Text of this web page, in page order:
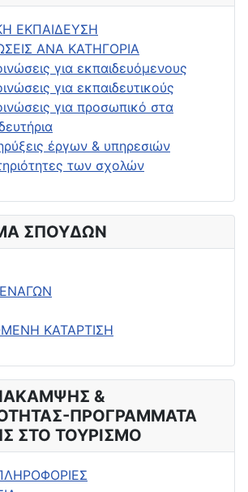
ΕΚΠΑΙΔΕΥΣΗ
ΑΝΑ ΚΑΤΗΓΟΡΙΑ
για εκπαιδευόμενους
για εκπαιδευτικούς
για προσωπικό στα
έργων & υπηρεσιών
των σχολών
ΣΠΟΥΔΩΝ
ΚΑΤΑΡΤΙΣΗ
&
ΠΡΟΓΡΑΜΜΑΤΑ
ΣΤΟ ΤΟΥΡΙΣΜΟ